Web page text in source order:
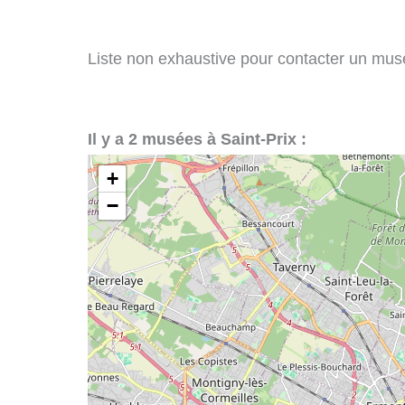
Liste non exhaustive pour contacter un
Il y a 2 musées à Saint-Prix :
+
−